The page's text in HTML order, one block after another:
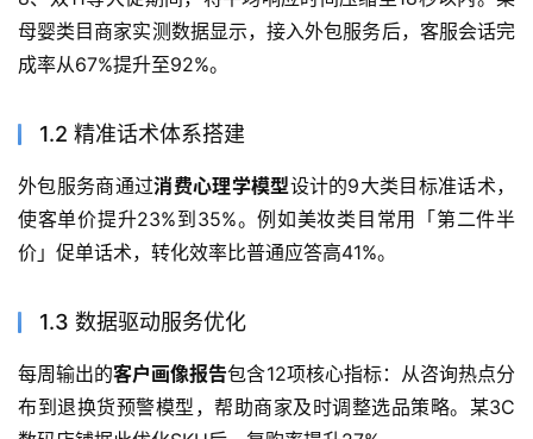
母婴类目商家实测数据显示，接入外包服务后，客服会话完
成率从67%提升至92%。
1.2 精准话术体系搭建
外包服务商通过消费心理学模型设计的9大类目标准话术，
使客单价提升23%到35%。例如美妆类目常用「第二件半
价」促单话术，转化效率比普通应答高41%。
1.3 数据驱动服务优化
每周输出的客户画像报告包含12项核心指标：从咨询热点分
布到退换货预警模型，帮助商家及时调整选品策略。某3C